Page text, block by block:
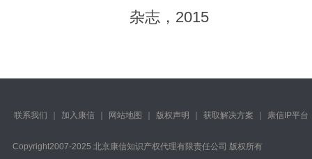
杂志，2015
联系我们 加入康信 网站地图 版权声明 获取解决方案 康信IP平台
Copyright️2007-2025 北京康信知识产权代理有限责任公司 版权所有